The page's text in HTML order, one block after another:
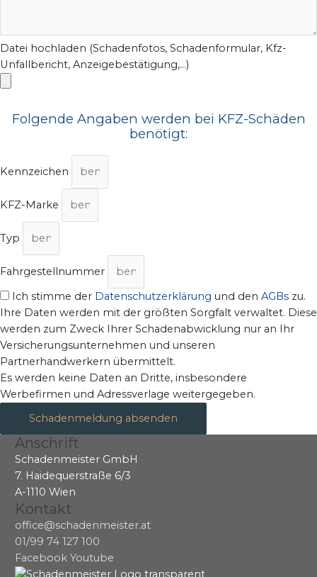
Datei hochladen (Schadenfotos, Schadenformular, Kfz-
Unfallbericht, Anzeigebestätigung,...)
Folgende Angaben werden bei KFZ-Schäden
benötigt:
Kennzeichen
KFZ-Marke
Typ
Fahrgestellnummer
Ich stimme der Datenschutzerklärung und den AGBs zu.
Ihre Daten werden mit der größten Sorgfalt verwaltet. Diese
werden zum Zweck Ihrer Schadenabwicklung nur an Ihr
Versicherungsunternehmen und unseren
Partnerhandwerkern übermittelt.
Es werden keine Daten an Dritte, insbesondere
Werbefirmen und Adressverlage weitergegeben.
Schadenmeldung absenden
Anschrift
Schadenmeister GmbH
7. Haidequerstraße 6/3
A-1110 Wien
Kontakt
office@schadenmeister.at
01/99 74 127 100
Facebook Youtube